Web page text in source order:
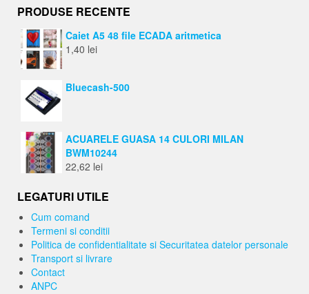
PRODUSE RECENTE
Caiet A5 48 file ECADA aritmetica
1,40 lei
Bluecash-500
ACUARELE GUASA 14 CULORI MILAN
BWM10244
22,62 lei
LEGATURI UTILE
Cum comand
Termeni si conditii
Politica de confidentialitate si Securitatea datelor personale
Transport si livrare
Contact
ANPC